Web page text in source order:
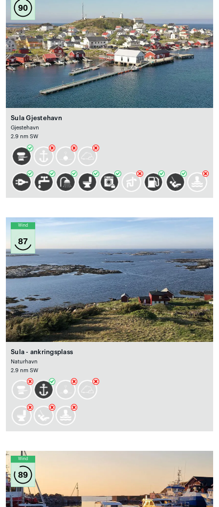
90
Sula Gjestehavn
Gjestehavn
2.9 nm SW
Wind
87
Sula - ankringsplass
Naturhavn
2.9 nm SW
Wind
89